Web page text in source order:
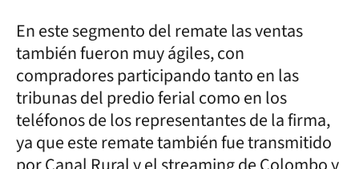
En este segmento del remate las ventas
también fueron muy ágiles, con
compradores participando tanto en las
tribunas del predio ferial como en los
teléfonos de los representantes de la firma,
ya que este remate también fue transmitido